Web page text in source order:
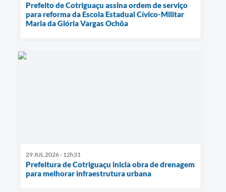
Prefeito de Cotriguaçu assina ordem de serviço
para reforma da Escola Estadual Cívico-Militar
Maria da Glória Vargas Ochôa
29 JUL 2026 - 12h31
Prefeitura de Cotriguaçu inicia obra de drenagem
para melhorar infraestrutura urbana